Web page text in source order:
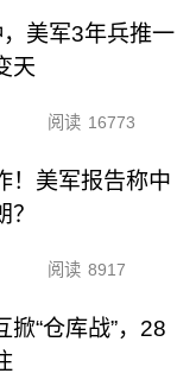
美军3年兵推一
天
阅读 16773
！美军报告称中
阅读 8917
掀“仓库战”，28